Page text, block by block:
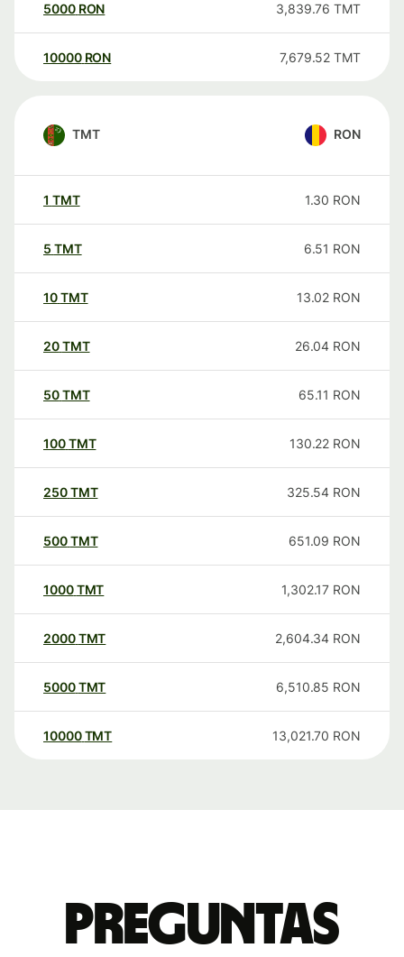
5000 RON 3,839.76 TMT
10000 RON 7,679.52 TMT
TMT RON
1 TMT 1.30 RON
5 TMT 6.51 RON
10TMT 13.02 RON
20TMT 26.04 RON
50TMT 65.11 RON
100TMT 130.22 RON
250TMT 325.54 RON
500TMT 651.09 RON
1000TMT 1,302.17 RON
2000TMT 2,604.34 RON
5000TMT 6,510.85 RON
10000 TMT 13,021.70 RON
Preguntas